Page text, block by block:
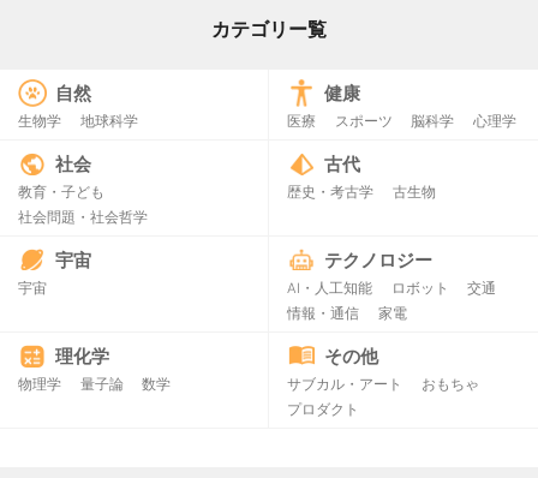
カテゴリー覧
自然
生物学 地球科学
健康
医療 スポーツ 脳科学 心理学
社会
教育・子ども
社会問題・社会哲学
古代
歴史・考古学 古生物
宇宙
宇宙
テクノロジー
AI・人工知能 ロボット
交通
情報・通信
家電
理化学
物理学 量子論 数学
その他
サブカル・アート
おもちゃ
プロダクト